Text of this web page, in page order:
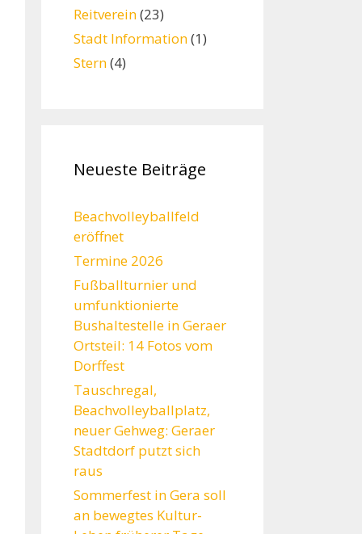
Reitverein(23)
Stadt Information(1)
Stern(4)
Neueste Beiträge
Beachvolleyballfeld
eröffnet
Termine 2026
Fußballturnier und
umfunktionierte
Bushaltestelle in Geraer
Ortsteil: 14 Fotos vom
Dorffest
Tauschregal,
Beachvolleyballplatz,
neuer Gehweg: Geraer
Stadtdorf putzt sich
raus
Sommerfest in Gera soll
an bewegtes Kultur-